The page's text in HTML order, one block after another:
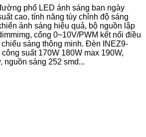
phố LED ánh sáng ban ngày
cao, tính năng tùy chỉnh độ sáng
ánh sáng hiệu quả, bộ nguồn lập
cổng 0~10V/PWM kết nối điều
chiếu sáng thông minh. Đèn INEZ9-
công suất 170W 180W max 190W,
nguồn sáng 252 smd...